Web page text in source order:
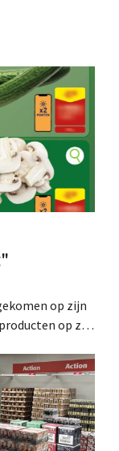
op zijn
op zijn